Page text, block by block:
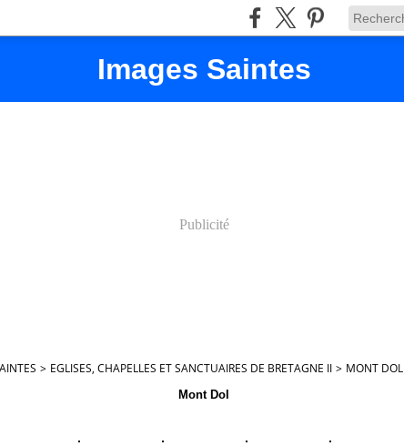
Images Saintes
Publicité
> EGLISES, CHAPELLES ET SANCTUAIRES DE BRETAGNE II > MONT DOL
Mont Dol